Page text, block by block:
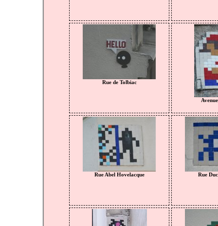
Rue de Tolbiac
Rue Abel Hovelacque Rue